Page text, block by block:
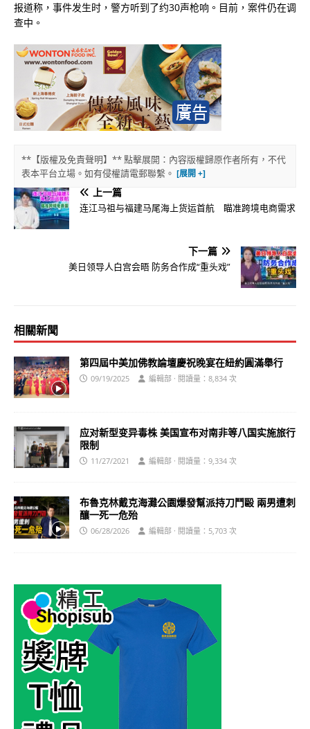
报道称，事件发生时，警方听到了约30声枪响。目前，案件仍在调
查中。
**【版權及免責聲明】** 點擊展開：內容版權歸原作者所有，不代
表本平台立場。如有侵權請電郵聯繫。
上一篇
连江马祖与福建马尾海上货运首航 瞄准跨境电商需求
下一篇
美日领导人白宫会晤 防务合作成“重头戏”
相關新聞
第四屆中美加佛教論壇慶祝晚宴在紐約圓滿舉行
09/19/2025 編輯部 · 閱讀量：8,834 次
应对新型变异毒株 美国宣布对南非等八国实施旅行
限制
11/27/2021 編輯部 · 閱讀量：9,334 次
布魯克林戴克海灘公園爆發幫派持刀鬥毆 兩男遭刺
釀一死一危殆
06/28/2026 編輯部 · 閱讀量：5,703 次